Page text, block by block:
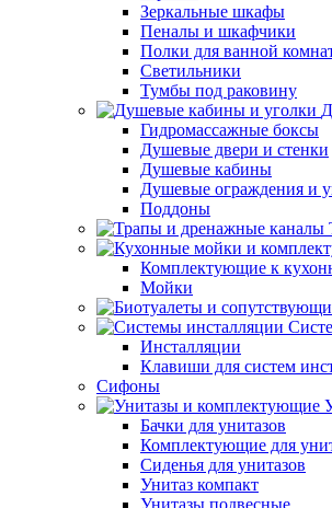
Зеркальные шкафы
Пеналы и шкафчики
Полки для ванной
Светильники
Тумбы под раковину
Гидромассажные боксы
Душевые двери и стенки
Душевые кабины
Душевые ограждения и
Поддоны
Комплектующие к
Мойки
Инсталляции
Клавиши для систем
Сифоны
Бачки для унитазов
Комплектующие для
Сиденья для унитазов
Унитаз компакт
Унитазы подвесные